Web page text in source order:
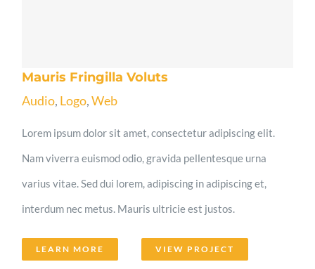
Mauris Fringilla Voluts
Audio, Logo,Web
Lorem ipsum dolor sit amet, consectetur adipiscing elit.
Nam viverra euismod odio, gravida pellentesque urna
varius vitae. Sed dui lorem, adipiscing in adipiscing et,
interdum nec metus. Mauris ultricie est justos.
LEARN MORE VIEW PROJECT